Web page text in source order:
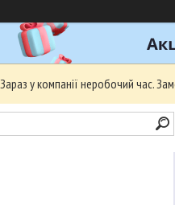
Зараз у компанії неробочий час.